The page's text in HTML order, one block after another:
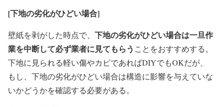
[下地の劣化がひどい場合]
壁紙を剥がした時点で、 下地の劣化がひどい場合は一旦作
業を中断して必ず業者に見てもらう ことをおすすめする。
下地に見られる軽い傷やカビであればDIYでもOKだが、
もし、下地の劣化がひどい場合は構造に影響を与えていな
いかどうかを確認する必要がある。